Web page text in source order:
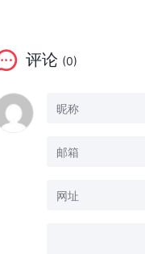
评论 (0)